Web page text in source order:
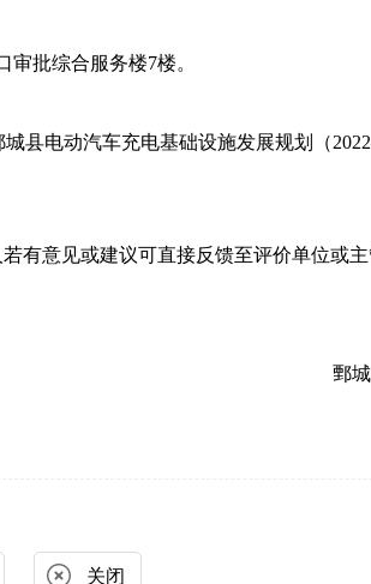
审批综合服务楼7楼。
城县电动汽车充电基础设施发展规划（
有意见或建议可直接反馈至评价单位或
鄄
关闭